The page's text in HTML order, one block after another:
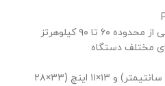
تا ۹۰ کیلوهرتز
مختلف دستگاه
دارای کویل های ضد آب ۱۰ اینچ (۲۵ سانتیمتر) و ۱۳×۱۱ اینچ (۳۳×۲۸